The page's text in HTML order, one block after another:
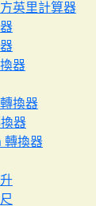
英里計算器
器
換器
器
轉換器